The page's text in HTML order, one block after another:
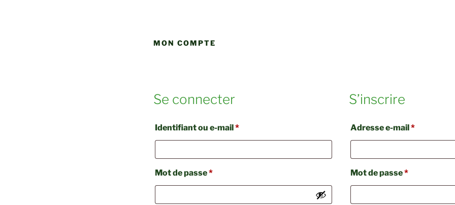
MON COMPTE
Se connecter
Identifiant ou e-mail*Obligatoire
Mot de passe*Obligatoire
S’inscrire
Adresse e-mail*
Mot de passe*Obligatoire